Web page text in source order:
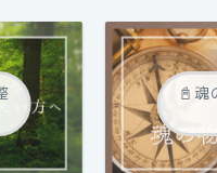
📓魂